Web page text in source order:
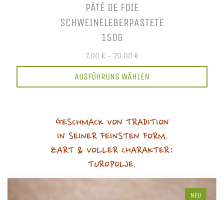
PÂTÉ DE FOIE
SCHWEINELEBERPASTETE
150G
7,00 € – 70,00 €
AUSFÜHRUNG WÄHLEN
GESCHMACK VON TRADITION
IN SEINER FEINSTEN FORM.
ZART & VOLLER CHARAKTER:
TUROPOLJE.
NEU